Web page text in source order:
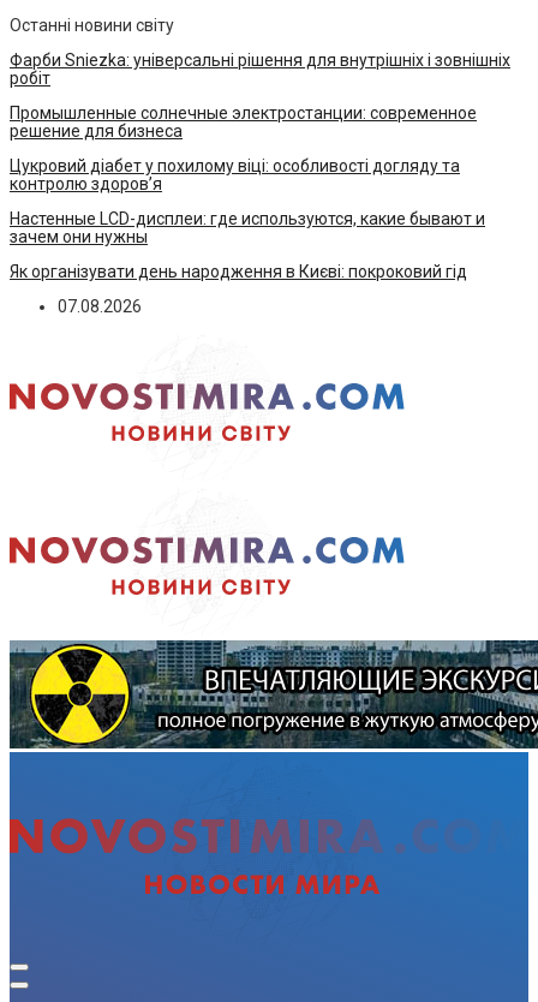
Останні новини світу
Фарби Sniezka: універсальні рішення для внутрішніх і зовнішніх
робіт
Промышленные солнечные электростанции: современное
решение для бизнеса
Цукровий діабет у похилому віці: особливості догляду та
контролю здоров’я
Настенные LCD-дисплеи: где используются, какие бывают и
зачем они нужны
Як організувати день народження в Києві: покроковий гід
07.08.2026